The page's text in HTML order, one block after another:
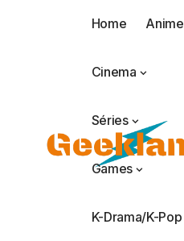
Home Anime
Cinema
Séries
Games
K-Drama/K-Pop